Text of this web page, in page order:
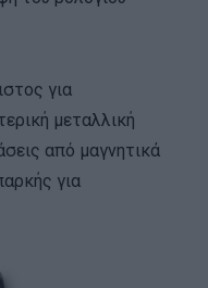
για
μεταλλική
από μαγνητικά
για